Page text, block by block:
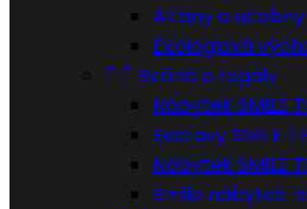
Altány a učebny
Ekologická
  Skříně a regály
Nábytek SMILE
Sestavy SMILE
Nábytek SMILE
Smile nábytek-